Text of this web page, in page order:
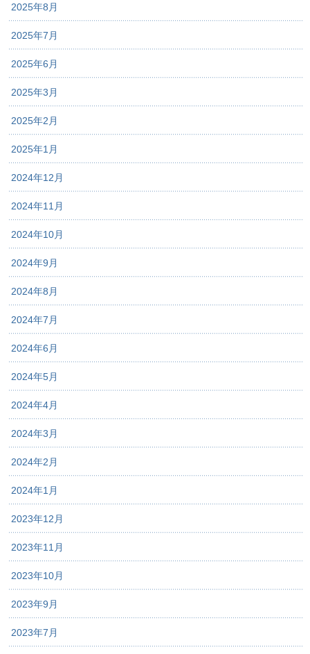
2025年8月
2025年7月
2025年6月
2025年3月
2025年2月
2025年1月
2024年12月
2024年11月
2024年10月
2024年9月
2024年8月
2024年7月
2024年6月
2024年5月
2024年4月
2024年3月
2024年2月
2024年1月
2023年12月
2023年11月
2023年10月
2023年9月
2023年7月